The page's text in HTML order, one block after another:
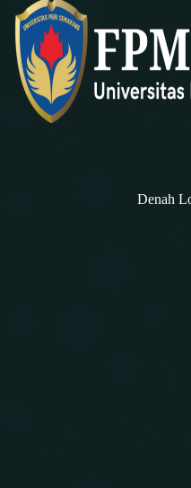
Denah